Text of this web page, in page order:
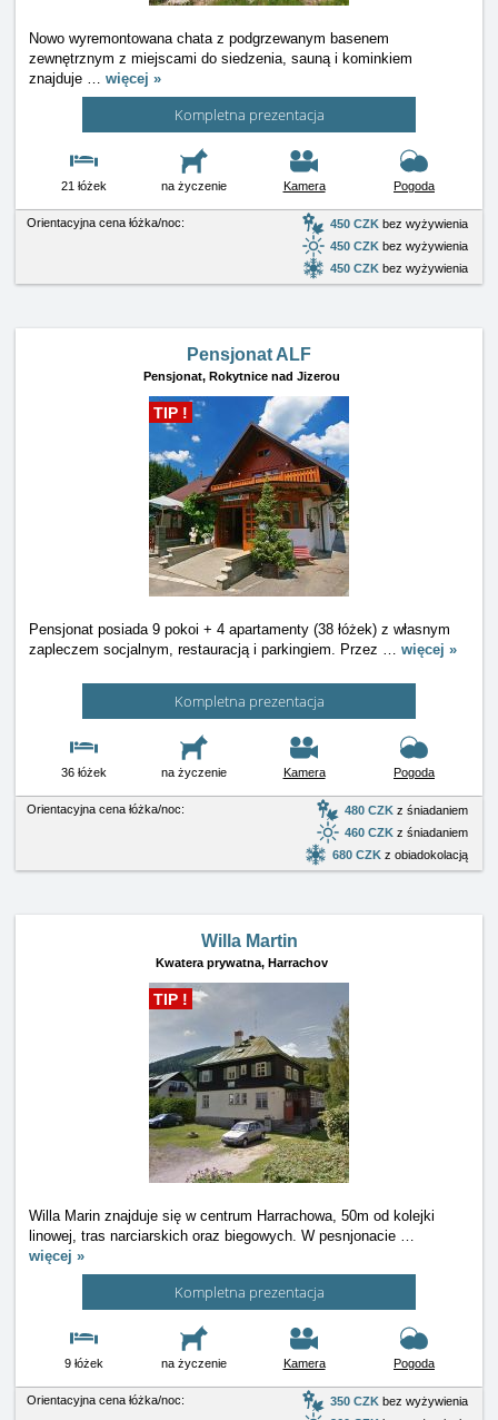
Nowo wyremontowana chata z podgrzewanym basenem
zewnętrznym z miejscami do siedzenia, sauną i kominkiem
znajduje … więcej »
Kompletna prezentacja
21 łóżek na życzenie Kamera Pogoda
Orientacyjna cena łóżka/noc: 450 CZK bez wyżywienia
450 CZK bez wyżywienia
450 CZK bez wyżywienia
Pensjonat ALF
Pensjonat, Rokytnice nad Jizerou
TIP !
Pensjonat posiada 9 pokoi + 4 apartamenty (38 łóżek) z własnym
zapleczem socjalnym, restauracją i parkingiem. Przez … więcej »
Kompletna prezentacja
36 łóżek na życzenie Kamera Pogoda
Orientacyjna cena łóżka/noc: 480 CZK z śniadaniem
460 CZK z śniadaniem
680 CZK z obiadokolacją
Willa Martin
Kwatera prywatna, Harrachov
TIP !
Willa Marin znajduje się w centrum Harrachowa, 50m od kolejki
linowej, tras narciarskich oraz biegowych. W pesnjonacie …
więcej »
Kompletna prezentacja
9 łóżek na życzenie Kamera Pogoda
Orientacyjna cena łóżka/noc: 350 CZK bez wyżywienia